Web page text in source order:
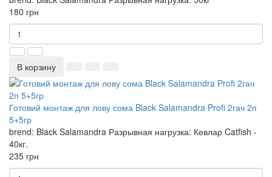
180 грн
В корзину
Готовий монтаж для лову сома Black Salamandra Profi 2гач 2п
5+5гр
brend: Black Salamandra Разрывная нагрузка: Кевлар Catfish -
40кг.
235 грн